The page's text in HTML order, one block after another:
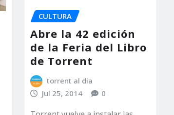
CULTURA
Abre la 42 edición
de la Feria del Libro
de Torrent
torrent al dia
Jul 25, 2014
0